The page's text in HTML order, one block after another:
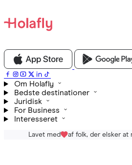
Om Holafly
Bedste destinationer
Juridisk
For Business
Interesseret
Lavet med af folk, der elsker at